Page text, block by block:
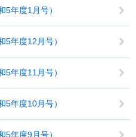
5年度1月号）
5年度12月号）
5年度11月号）
5年度10月号）
5年度9月号）